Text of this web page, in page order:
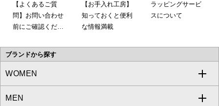
【よくあるご質
問】お問い合わせ
前にご確認くださ
【お手入れ工房】
知っておくと便利
な情報満載
ラッピングサービ
スについて
ブランドから探す
WOMEN
a.v.v
MEN